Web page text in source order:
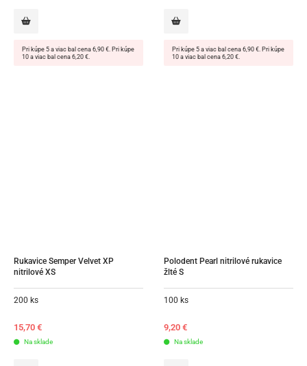
Pri kúpe 5 a viac bal cena 6,90 €. Pri kúpe
10 a viac bal cena 6,20 €.
Pri kúpe 5 a viac bal cena 6,90 €. Pri kúpe
10 a viac bal cena 6,20 €.
Rukavice Semper Velvet XP
nitrilové XS
200 ks
15,70 €
Na sklade
Polodent Pearl nitrilové rukavice
žlté S
100 ks
9,20 €
Na sklade